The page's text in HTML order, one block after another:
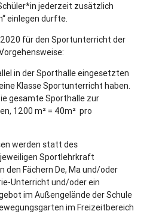
jederzeit zusätzlich
einlegen durfte.
für den Sportunterricht der
in der Sporthalle eingesetzten
Klasse Sportunterricht haben.
gesamte Sporthalle zur
1200 m² = 40m² pro
werden statt des
Sportlehrkraft
den Fächern De, Ma und/oder
Unterricht und/oder ein
im Außengelände der Schule
im Freizeitbereich